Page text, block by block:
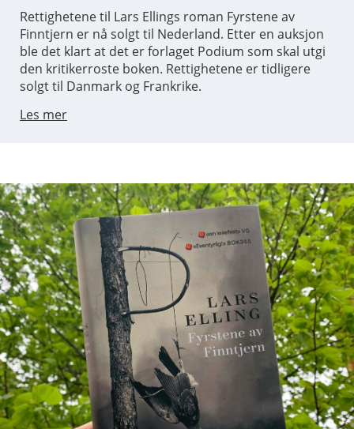
Rettighetene til Lars Ellings roman Fyrstene av
Finntjern er nå solgt til Nederland. Etter en auksjon
ble det klart at det er forlaget Podium som skal utgi
den kritikerroste boken. Rettighetene er tidligere
solgt til Danmark og Frankrike.
Les mer